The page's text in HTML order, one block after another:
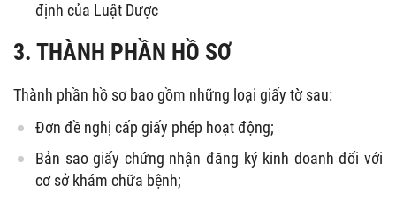
định của Luật Dược
3. THÀNH PHẦN HỒ SƠ
Thành phần hồ sơ bao gồm những loại giấy tờ sau:
Đơn đề nghị cấp giấy phép hoạt động;
Bản sao giấy chứng nhận đăng ký kinh doanh đối với
cơ sở khám chữa bệnh;